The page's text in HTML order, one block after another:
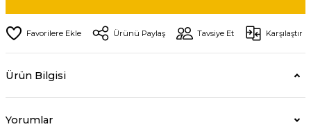
Ürünü Paylaş Tavsiye Et Karşılaştır
Ürün Bilgisi
Yorumlar